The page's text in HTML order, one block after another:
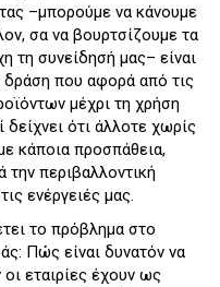
–μπορούμε να κάνουμε
σα να βουρτσίζουμε τα
τη συνείδησή μας– είναι
δράση που αφορά από τις
μέχρι τη χρήση
ότι άλλοτε χωρίς
κάποια προσπάθεια,
περιβαλλοντική
ενέργειές μας.
το πρόβλημα στο
Πώς είναι δυνατόν να
εταιρίες έχουν ως